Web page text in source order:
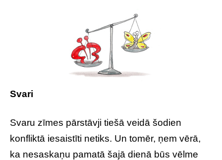
Svari
Svaru zīmes pārstāvji tiešā veidā šodien
konfliktā iesaistīti netiks. Un tomēr, ņem vērā,
ka nesaskaņu pamatā šajā dienā būs vēlme